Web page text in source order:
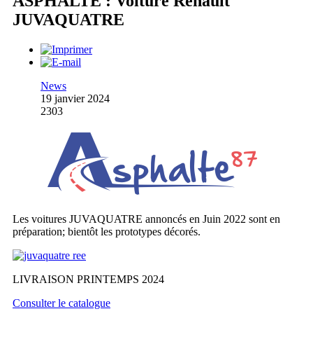
JUVAQUATRE
News
19 janvier 2024
2303
Les voitures JUVAQUATRE annoncés en Juin 2022 sont en
préparation; bientôt les prototypes décorés.
LIVRAISON PRINTEMPS 2024
Consulter le catalogue